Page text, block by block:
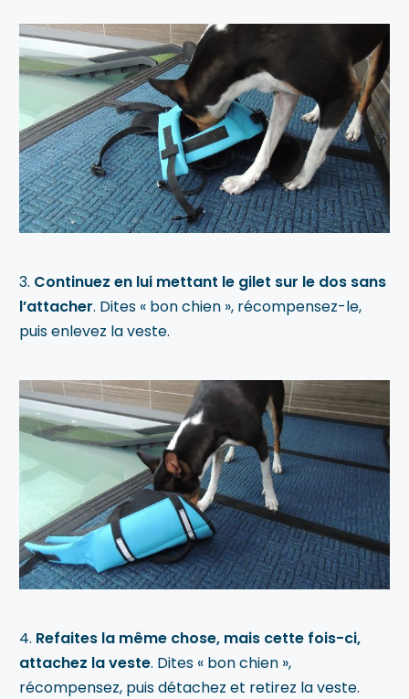
3. Continuez en lui mettant le gilet sur le dos sans
l’attacher. Dites « bon chien », récompensez-le,
puis enlevez la veste.
4. Refaites la même chose, mais cette fois-ci,
attachez la veste. Dites « bon chien »,
récompensez, puis détachez et retirez la veste.